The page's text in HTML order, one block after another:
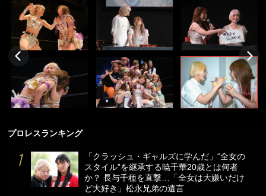
プロレスランキング
「クラッシュ・ギャルズに学んだ」“全女の
スタイル”を継承する暁千華20歳とは何者
か？ 長与千種を直撃…「全女は大嫌いだけ
ど大好き」松永兄弟の遺言